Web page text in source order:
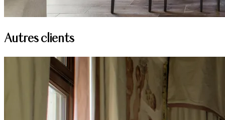
Autres clients